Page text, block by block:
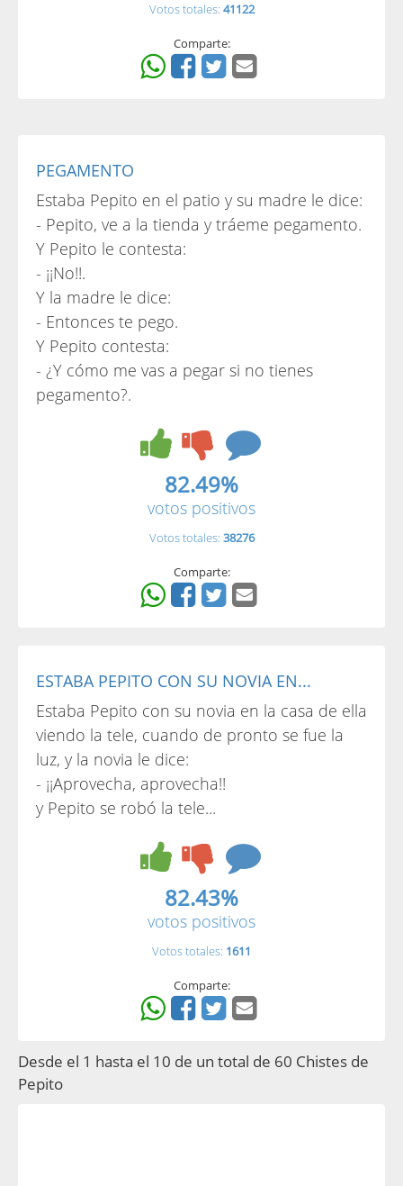
Votos totales: 41122
Comparte:
PEGAMENTO
Estaba Pepito en el patio y su madre le dice:
- Pepito, ve a la tienda y tráeme pegamento.
Y Pepito le contesta:
- ¡¡No!!.
Y la madre le dice:
- Entonces te pego.
Y Pepito contesta:
- ¿Y cómo me vas a pegar si no tienes
pegamento?.
82.49%
votos positivos
Votos totales: 38276
Comparte:
ESTABA PEPITO CON SU NOVIA EN...
Estaba Pepito con su novia en la casa de ella
viendo la tele, cuando de pronto se fue la
luz, y la novia le dice:
- ¡¡Aprovecha, aprovecha!!
y Pepito se robó la tele...
82.43%
votos positivos
Votos totales: 1611
Comparte:
Desde el 1 hasta el 10 de un total de 60 Chistes de
Pepito